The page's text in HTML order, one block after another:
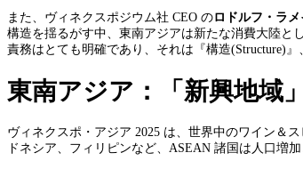
また、ヴィネクスポジウム社 CEO のロドルフ・ラ
構造を揺るがす中、東南アジアは新たな消費大陸と
責務はとても明確であり、それは『構造(Structure)
東南アジア：「新興地域
ヴィネクスポ・アジア 2025 は、世界中のワイン＆
ドネシア、フィリピンなど、ASEAN 諸国は人口増